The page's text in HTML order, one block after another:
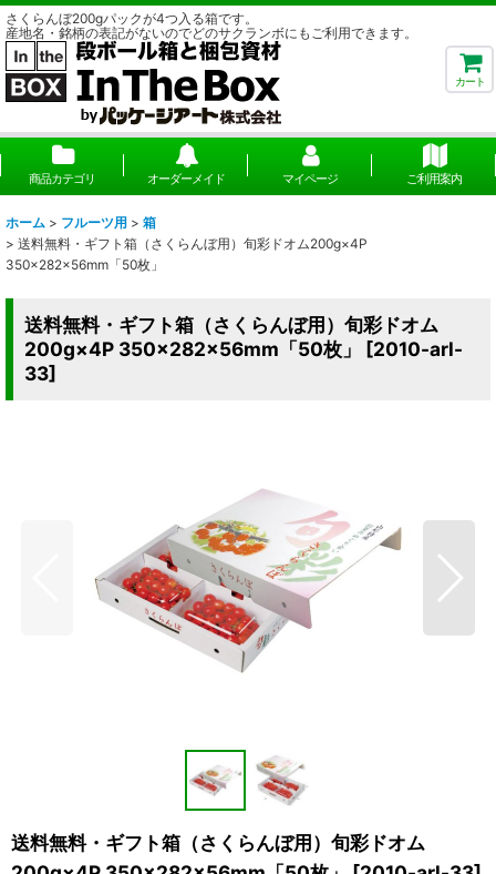
さくらんぼ200gパックが4つ入る箱です。
産地名・銘柄の表記がないのでどのサクランボにもご利用できます。
カート
商品カテゴリ オーダーメイド マイページ ご利用案内
ホーム > フルーツ用 > 箱
> 送料無料・ギフト箱（さくらんぼ用）旬彩ドオム200g×4P
350×282×56mm「50枚」
送料無料・ギフト箱（さくらんぼ用）旬彩ドオム
200g×4P 350×282×56mm「50枚」
[2010-arl-
33]
送料無料・ギフト箱（さくらんぼ用）旬彩ドオム